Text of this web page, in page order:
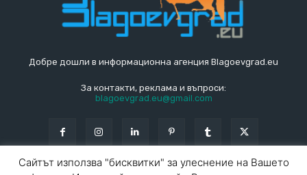
Добре дошли в информационна агенция Blagoevgrad.eu
За контакти, реклама и въпроси:
blagoevgrad.eu@gmail.com